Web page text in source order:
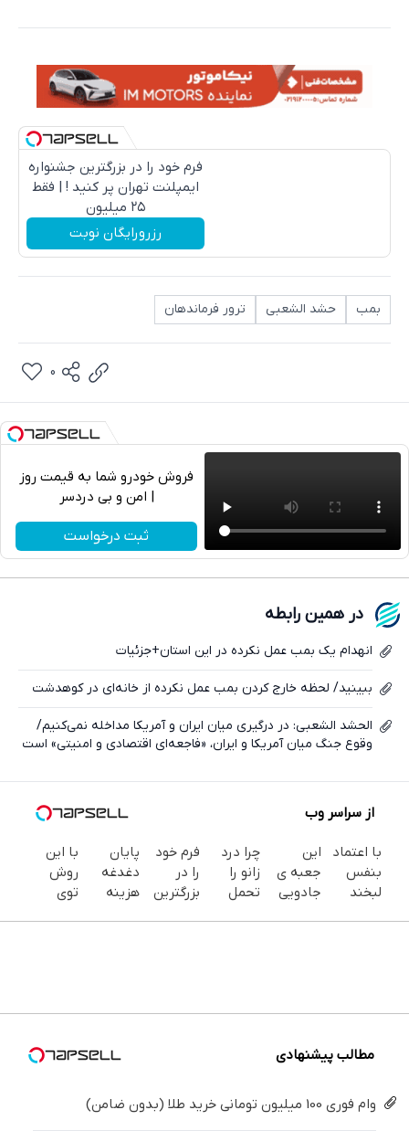
فرم خود را در بزرگترین جشنواره
ایمپلنت تهران پر کنید ! | فقط
۲۵ میلیون
رزرورایگان نوبت
بمب حشد الشعبی ترور فرماندهان
تلگرام
واتساپ
0
فروش خودرو شما به قیمت روز
| امن و بی دردسر
ثبت درخواست
در همین رابطه
انهدام یک بمب عمل نکرده در این استان+جزئیات
ببینید/ لحظه خارج کردن بمب عمل نکرده از خانه‌ای در کوهدشت
الحشد الشعبی: در درگیری میان ایران و آمریکا مداخله نمی‌کنیم/
وقوع جنگ میان آمریکا و ایران، «فاجعه‌ای اقتصادی و امنیتی» است
از سراسر وب
با اعتماد
بنفس
لبخند
این
جعبه ی
جادویی
چرا درد
زانو را
تحمل
کن
فرم خود
را در
بزرگترین
میلیون
پایان
دغدغه
هزینه
کننده
با این
روش
توی
مطالب پیشنهادی
وام فوری 100 میلیون تومانی خرید طلا (بدون ضامن)